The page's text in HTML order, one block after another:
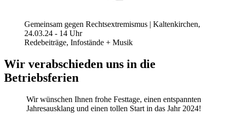
Gemeinsam gegen Rechtsextremismus | Kaltenkirchen,
24.03.24 - 14 Uhr
Redebeiträge, Infostände + Musik
Wir verabschieden uns in die
Betriebsferien
Wir wünschen Ihnen frohe Festtage, einen entspannten
Jahresausklang und einen tollen Start in das Jahr 2024!